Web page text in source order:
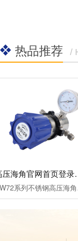
热品推荐 /
高压海
RW72系列不